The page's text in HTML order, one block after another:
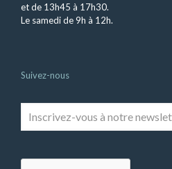
et de 13h45 à 17h30.
Le samedi de 9h à 12h.
Suivez-nous
vous